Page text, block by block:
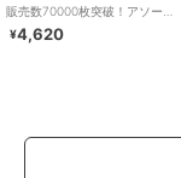
原産国
販売数70000枚突破！アソー
ト柄ワンピース
¥4,620